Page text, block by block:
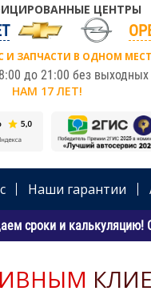
ЦЕНТРЫ
И ЗАПЧАСТИ В ОДНОМ
до 21:00 без
НАМ 17 ЛЕТ!
Наши гарантии
сроки и калькуляцию!